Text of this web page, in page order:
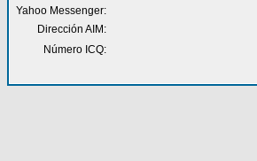
Yahoo Messenger:
Dirección AIM:
Número ICQ: